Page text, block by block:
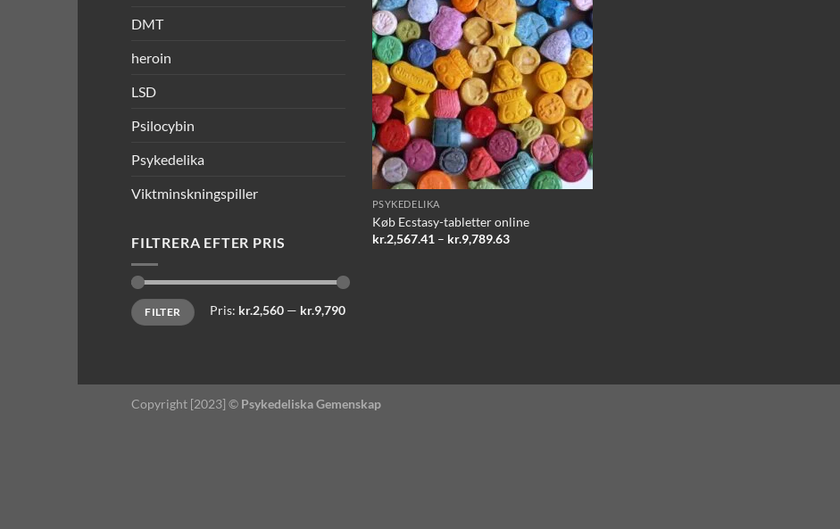
DMT
heroin
LSD
Psilocybin
Psykedelika
Viktminskningspiller
FILTRERA EFTER PRIS
Mindste
pris
Højeste
prisFILTER Pris: kr.2,560 — kr.9,790
PSYKEDELIKA
Køb Ecstasy-tabletter online
kr.2,567.41 – kr.9,789.63Prisinterval:
Copyright [2023] © Psykedeliska Gemenskap